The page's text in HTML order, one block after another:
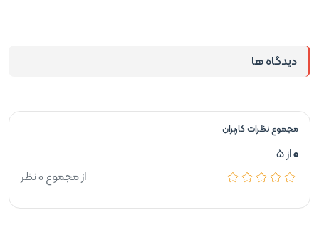
دیدگاه ها
مجموع نظرات کاربران
0از 5
از مجموع 0 نظر